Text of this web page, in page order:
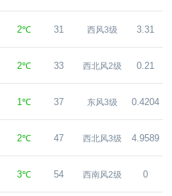
2℃ 31 西风3级 3.31
2℃ 33 西北风2级 0.21
1℃ 37 东风3级 0.4204
2℃ 47 西北风3级 4.9589
3℃ 54 西南风2级 0